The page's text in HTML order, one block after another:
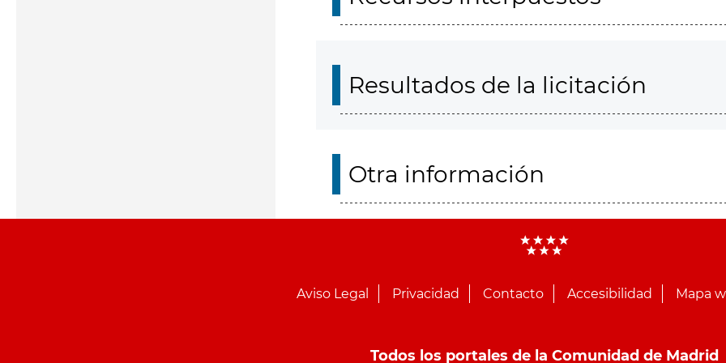
Resultados de la licitación
Otra información
Aviso Legal Privacidad Contacto Accesibilidad Mapa
Todos los portales de la Comunidad de Madrid